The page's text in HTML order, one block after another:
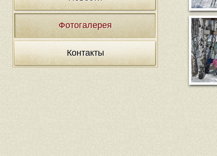
Фотогалерея
Контакты